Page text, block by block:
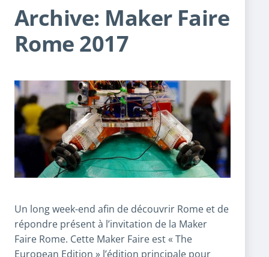
Archive: Maker Faire
Rome 2017
Un long week-end afin de découvrir Rome et de
répondre présent à l’invitation de la Maker
Faire Rome. Cette Maker Faire est « The
European Edition » l’édition principale pour